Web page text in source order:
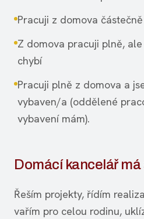
Pracuji z domova částečně
Z domova pracuji plně,
chybí
Pracuji plně z domova a
vybaven/a (oddělené
vybavení mám).
Domácí kancelář
Řeším projekty, řídím
vařím pro celou rodinu,